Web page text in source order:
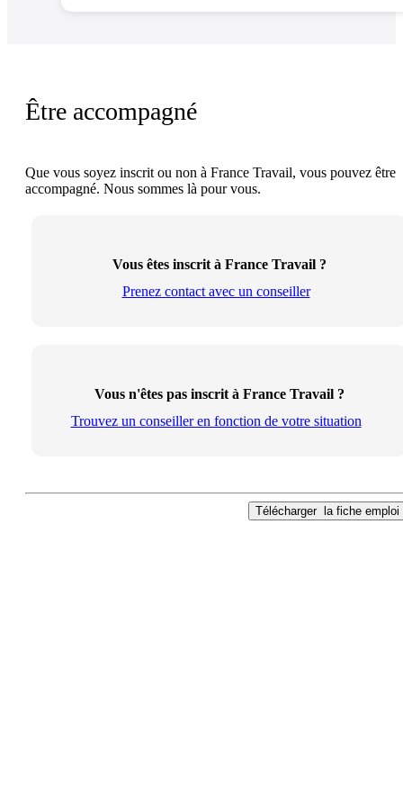
Être accompagné
Que vous soyez inscrit ou non à France Travail, vous pouvez être
accompagné. Nous sommes là pour vous.
Vous êtes inscrit à France Travail ?
Prenez contact avec un conseiller
Vous n'êtes pas inscrit à France Travail ?
Trouvez un conseiller en fonction de votre situation
Télécharger la fiche emploi